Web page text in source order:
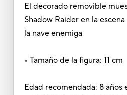
El decorado removible
Shadow Raider en la
la nave enemiga
• Tamaño de la figura: 11 cm
Edad recomendada: 8 años